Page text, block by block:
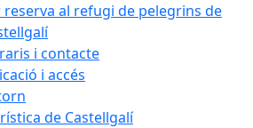
reserva al refugi de pelegrins de
i contacte
i accés
de Castellgalí